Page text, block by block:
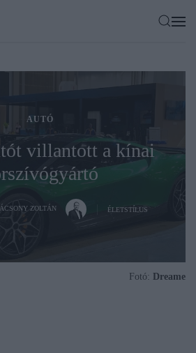
AUTÓ
villantott a kínai
ZOLTÁN ÉLETSTÍLUS
Fotó: Dreame